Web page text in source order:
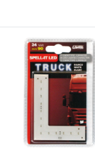
ERA: